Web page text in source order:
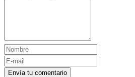
Envía tu comentario